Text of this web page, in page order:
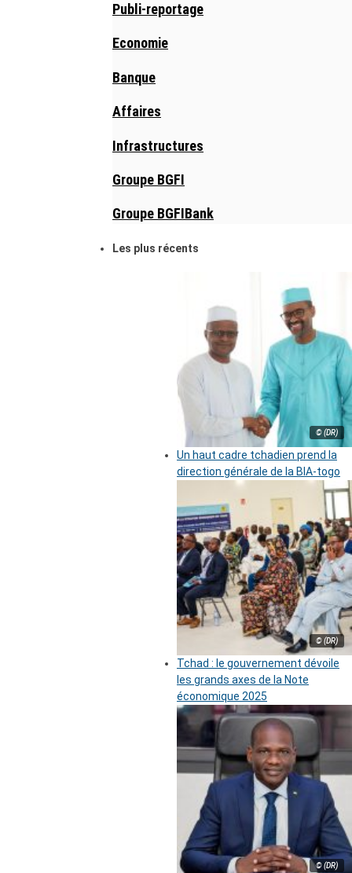
Publi-reportage
Economie
Banque
Affaires
Infrastructures
Groupe BGFI
Groupe BGFIBank
Les plus récents
© (DR)
Un haut cadre tchadien prend la
direction générale de la BIA-togo
© (DR)
Tchad : le gouvernement dévoile
les grands axes de la Note
économique 2025
© (DR)